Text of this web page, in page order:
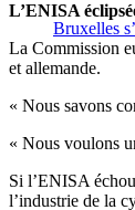
Bruxelles
L’ENISA
La Commission
et allemande.
« Nous savons
« Nous voulons
Si l’ENISA
l’industrie de la